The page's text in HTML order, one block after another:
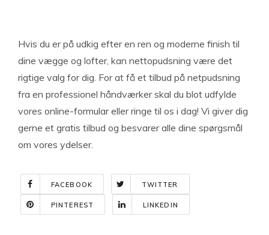
Hvis du er på udkig efter en ren og moderne finish til
dine vægge og lofter, kan nettopudsning være det
rigtige valg for dig. For at få et tilbud på netpudsning
fra en professionel håndværker skal du blot udfylde
vores online-formular eller ringe til os i dag! Vi giver dig
gerne et gratis tilbud og besvarer alle dine spørgsmål
om vores ydelser.
FACEBOOK TWITTER
PINTEREST LINKEDIN